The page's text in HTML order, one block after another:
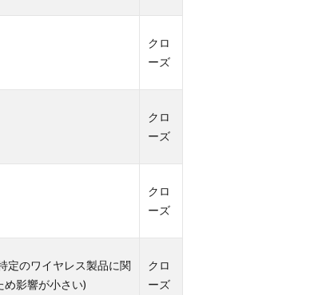
クロ
ーズ
クロ
ーズ
クロ
ーズ
定のワイヤレス製品に関
め影響が小さい)
クロ
ーズ